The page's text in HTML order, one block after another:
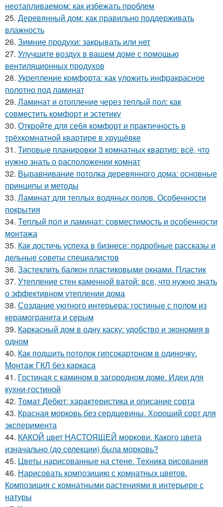
неотапливаемом: как избежать проблем
25. Деревянный дом: как правильно поддерживать
влажность
26. Зимние продухи: закрывать или нет
27. Улучшите воздух в вашем доме с помощью
вентиляционных продухов
28. Укрепление комфорта: как уложить инфракрасное
полотно под ламинат
29. Ламинат и отопление через теплый пол: как
совместить комфорт и эстетику
30. Откройте для себя комфорт и практичность в
трёхкомнатной квартире в хрущёвке
31. Типовые планировки 3 комнатных квартир: всё, что
нужно знать о расположении комнат
32. Выравнивание потолка деревянного дома: основные
принципы и методы
33. Ламинат для теплых водяных полов. Особенности
покрытия
34. Теплый пол и ламинат: совместимость и особенности
монтажа
35. Как достичь успеха в бизнесе: подробные рассказы и
дельные советы специалистов
36. Застеклить балкон пластиковыми окнами. Пластик
37. Утепление стен каменной ватой: все, что нужно знать
о эффективном утеплении дома
38. Создание уютного интерьера: гостиные с полом из
керамогранита и серым
39. Каркасный дом в одну каску: удобство и экономия в
одном
40. Как подшить потолок гипсокартоном в одиночку.
Монтаж ГКЛ без каркаса
41. Гостиная с камином в загородном доме. Идеи для
кухни-гостиной
42. Томат Дебют: характеристика и описание сорта
43. Красная морковь без сердцевины. Хороший сорт для
эксперимента
44. КАКОЙ цвет НАСТОЯЩЕЙ моркови. Какого цвета
изначально (до селекции) была морковь?
45. Цветы нарисованные на стене. Техника рисования
46. Нарисовать композицию с комнатных цветов.
Композиция с комнатными растениями в интерьере с
натуры